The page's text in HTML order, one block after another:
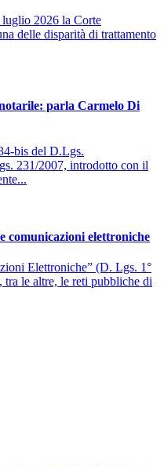
luglio 2026 la Corte
delle disparità di trattamento
parla Carmelo Di
bis del D.Lgs.
231/2007, introdotto con il
comunicazioni elettroniche
Elettroniche” (D. Lgs. 1°
le altre, le reti pubbliche di